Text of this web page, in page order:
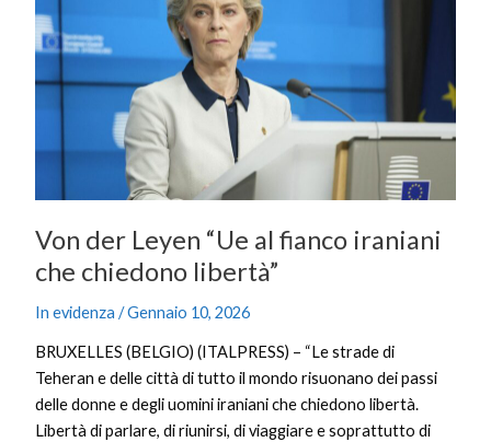
Von der Leyen “Ue al fianco iraniani
che chiedono libertà”
In evidenza /Gennaio 10, 2026
BRUXELLES (BELGIO) (ITALPRESS) – “Le strade di
Teheran e delle città di tutto il mondo risuonano dei passi
delle donne e degli uomini iraniani che chiedono libertà.
Libertà di parlare, di riunirsi, di viaggiare e soprattutto di
“Ue
al
iraniani